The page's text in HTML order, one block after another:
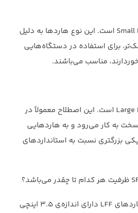
SFF مخفف Small Form Factor است. این نوع هاردها به دلیل
برای استفاده در دستگاه‌هایی
مناسب می‌باشند.‏
مخفف Large Form Factor است. این اصطلاح معمولاً در
به‌ کار ‏می‌رود و به هاردهایی
بزرگتری نسبت به استانداردهای
همانطور که می‌دانید هاردهای LFF دارای اندازه‌ی 3.5 اینچی